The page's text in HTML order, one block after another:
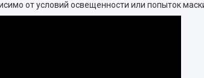
от условий освещенности или попыток